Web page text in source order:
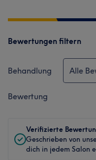
Bewertungen filtern
Behandlung Alle
Bewertung
Verifizierte
Geschrieben von
dich in jedem Salon